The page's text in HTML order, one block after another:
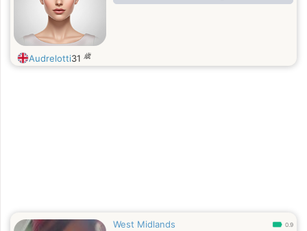
Audrelotti31 歳
West Midlands 0.9